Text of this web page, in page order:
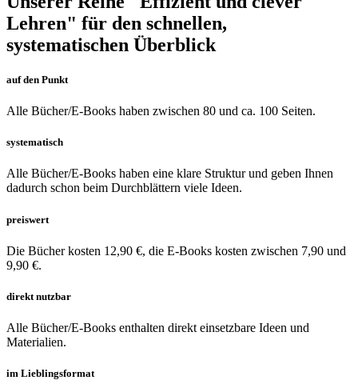
Lehren" für den schnellen,
systematischen Überblick
auf den Punkt
Alle Bücher/E-Books haben zwischen 80 und ca. 100 Seiten.
systematisch
Alle Bücher/E-Books haben eine klare Struktur und geben Ihnen
dadurch schon beim Durchblättern viele Ideen.
preiswert
Die Bücher kosten 12,90 €, die E-Books kosten zwischen 7,90 und
9,90 €.
direkt nutzbar
Alle Bücher/E-Books enthalten direkt einsetzbare Ideen und
Materialien.
im Lieblingsformat